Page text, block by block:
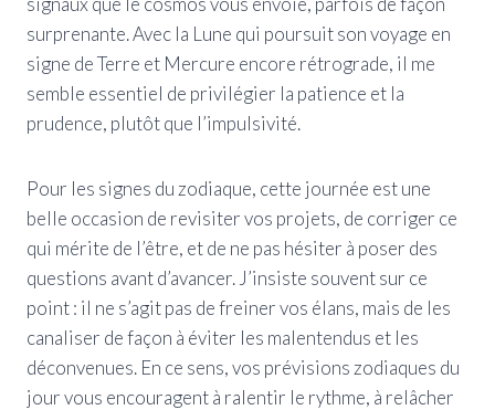
surprenante. Avec la Lune qui poursuit son voyage en
signe de Terre et Mercure encore rétrograde, il me
semble essentiel de privilégier la patience et la
prudence, plutôt que l’impulsivité.
Pour les signes du zodiaque, cette journée est une
belle occasion de revisiter vos projets, de corriger ce
qui mérite de l’être, et de ne pas hésiter à poser des
questions avant d’avancer. J’insiste souvent sur ce
point : il ne s’agit pas de freiner vos élans, mais de les
canaliser de façon à éviter les malentendus et les
déconvenues. En ce sens, vos prévisions zodiaques du
jour vous encouragent à ralentir le rythme, à relâcher